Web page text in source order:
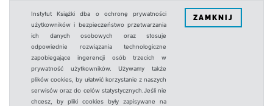
Instytut Książki dba o ochronę prywatności
użytkowników i bezpieczeństwo przetwarzania
ich danych osobowych oraz stosuje
odpowiednie rozwiązania technologiczne
zapobiegające ingerencji osób trzecich w
prywatność użytkowników. Używamy także
plików cookies, by ułatwić korzystanie z naszych
serwisów oraz do celów statystycznych.Jeśli nie
chcesz, by pliki cookies były zapisywane na
ZAMKNIJ